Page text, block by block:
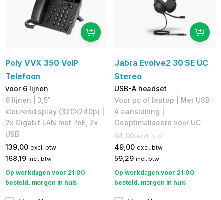
Poly VVX 350 VoIP
Telefoon
voor 6 lijnen
6 lijnen | 3,5"
kleurendisplay (320x240p)​ |
2x Gigabit LAN met PoE, 2x
USB
139,00 excl. btw
168,19 incl. btw
Op werkdagen voor 21:00
besteld, morgen in huis
Jabra Evolve2 30 SE UC
Stereo
USB-A headset
Voor pc of laptop | Met USB-
A aansluiting |
Geoptimaliseerd voor UC
54,00 excl. btw
49,00 excl. btw
59,29 incl. btw
Op werkdagen voor 21:00
besteld, morgen in huis